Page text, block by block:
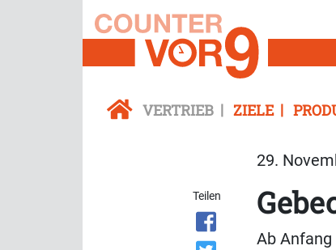
VERTRIEB ZIELE
29.
Teilen
Ab